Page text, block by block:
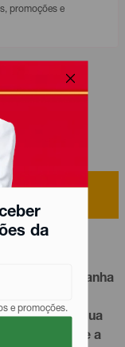
da
e promoções.
promoções e
além de
acompanha
diversas
abelezada sua
rápida, use a